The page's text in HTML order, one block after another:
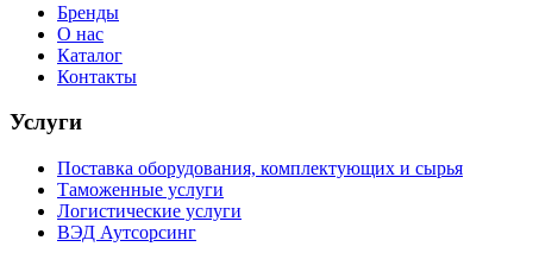
Бренды
О нас
Каталог
Контакты
Услуги
Поставка оборудования, комплектующих и сырья
Таможенные услуги
Логистические услуги
ВЭД Аутсорсинг